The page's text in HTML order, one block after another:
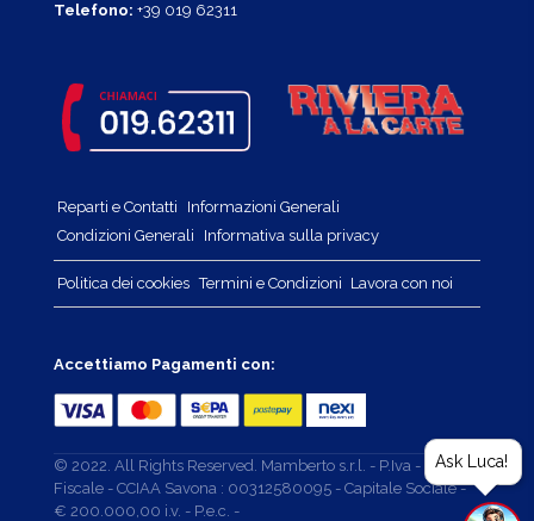
Telefono: +39 019 62311
Reparti e Contatti
Informazioni Generali
Condizioni Generali
Informativa sulla privacy
Politica dei cookies Termini e Condizioni Lavora con noi
Accettiamo Pagamenti con:
© 2022. All Rights Reserved. Mamberto s.r.l. - P.Iva - Cod.
Fiscale - CCIAA Savona : 00312580095 - Capitale Sociale -
€ 200.000,00 i.v. - P.e.c. -
Ask Luca!